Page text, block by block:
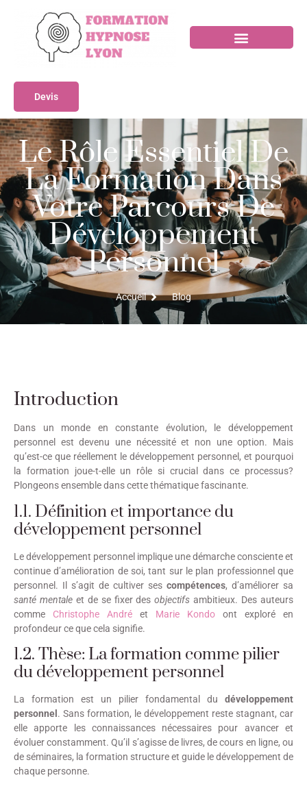
Devis
Le Rôle Essentiel De
La Formation Dans
Votre Parcours De
Développement
Personnel
Accueil Blog
Introduction
Dans un monde en constante évolution, le développement
personnel est devenu une nécessité et non une option. Mais
qu’est-ce que réellement le développement personnel, et pourquoi
la formation joue-t-elle un rôle si crucial dans ce processus?
Plongeons ensemble dans cette thématique fascinante.
1.1. Définition et importance du
développement personnel
Le développement personnel implique une démarche consciente et
continue d’amélioration de soi, tant sur le plan professionnel que
personnel. Il s’agit de cultiver ses compétences, d’améliorer sa
santé mentaleet de se fixer desobjectifs ambitieux. Des auteurs
comme Christophe André et Marie Kondo ont exploré en
profondeur ce que cela signifie.
1.2. Thèse: La formation comme pilier
du développement personnel
La formation est un pilier fondamental du développement
personnel . Sans formation, le développement reste stagnant, car
elle apporte les connaissances nécessaires pour avancer et
évoluer constamment. Qu’il s’agisse de livres, de cours en ligne, ou
de séminaires, la formation structure et guide le développement de
chaque personne.